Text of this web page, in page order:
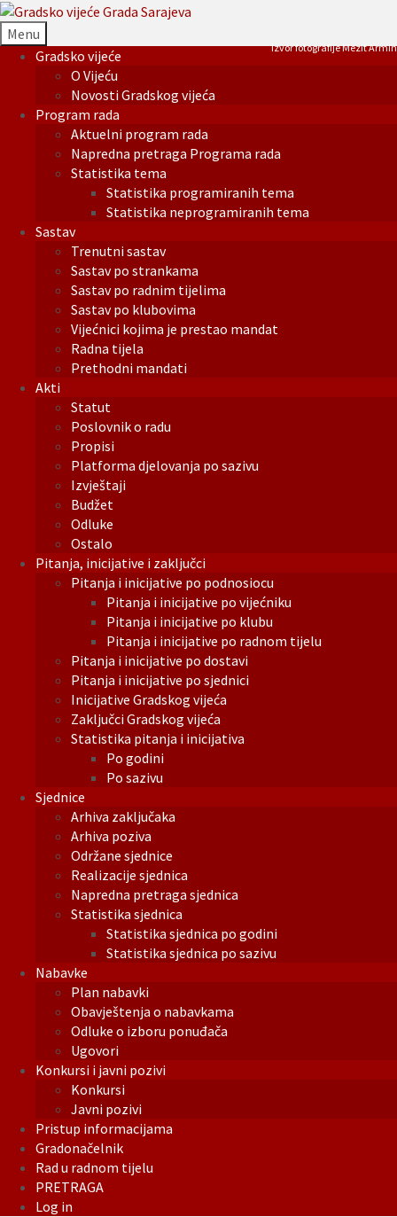
Menu
Gradsko vijeće
O Vijeću
Novosti Gradskog vijeća
Program rada
Aktuelni program rada
Napredna pretraga Programa rada
Statistika tema
Statistika programiranih tema
Statistika neprogramiranih tema
Sastav
Trenutni sastav
Sastav po strankama
Sastav po radnim tijelima
Sastav po klubovima
Vijećnici kojima je prestao mandat
Radna tijela
Prethodni mandati
Akti
Statut
Poslovnik o radu
Propisi
Platforma djelovanja po sazivu
Izvještaji
Budžet
Odluke
Ostalo
Pitanja, inicijative i zaključci
Pitanja i inicijative po podnosiocu
Pitanja i inicijative po vijećniku
Pitanja i inicijative po klubu
Pitanja i inicijative po radnom tijelu
Pitanja i inicijative po dostavi
Pitanja i inicijative po sjednici
Inicijative Gradskog vijeća
Zaključci Gradskog vijeća
Statistika pitanja i inicijativa
Po godini
Po sazivu
Sjednice
Arhiva zaključaka
Arhiva poziva
Održane sjednice
Realizacije sjednica
Napredna pretraga sjednica
Statistika sjednica
Statistika sjednica po godini
Statistika sjednica po sazivu
Nabavke
Plan nabavki
Obavještenja o nabavkama
Odluke o izboru ponuđača
Ugovori
Konkursi i javni pozivi
Konkursi
Javni pozivi
Pristup informacijama
Gradonačelnik
Rad u radnom tijelu
PRETRAGA
Log in
Izvor fotografije Mezit Armin